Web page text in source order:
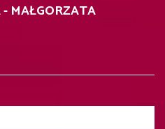
MAŁGORZATA